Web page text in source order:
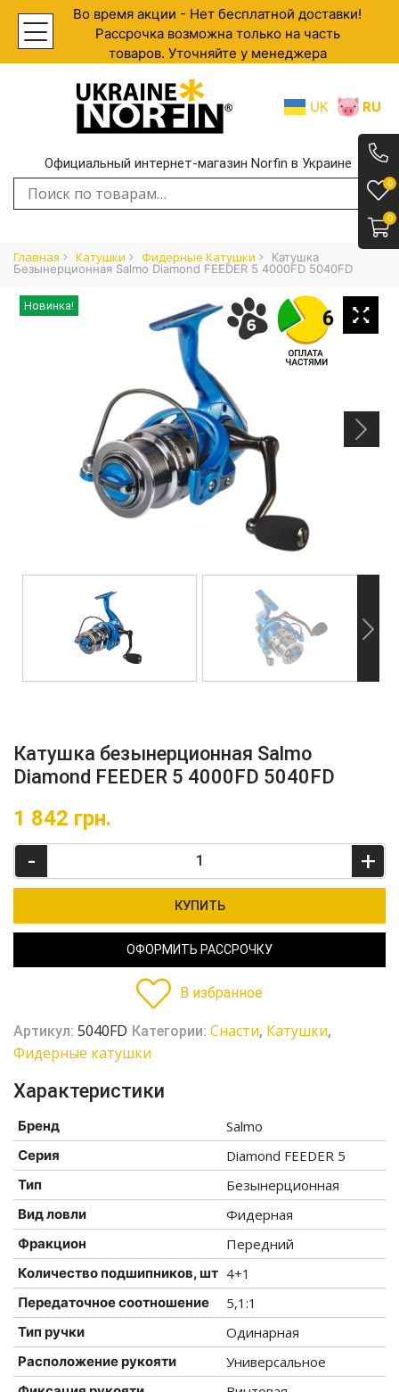
Во время акции - Нет бесплатной доставки!
Рассрочка возможна только на часть
товаров. Уточняйте у менеджера
UK RU
Официальный интернет-магазин Norfin в Украине
Искать:
Главная Катушки Фидерные Катушки
Катушка
Безынерционная Salmo Diamond FEEDER 5 4000FD 5040FD
0
0
Новинка!
Катушка безынерционная Salmo
Diamond FEEDER 5 4000FD 5040FD
1 842 грн.
- +
КУПИТЬ
ОФОРМИТЬ РАССРОЧКУ
В избранное
Артикул: 5040FD Категории: Cнасти, Катушки,
Фидерные катушки
Характеристики
Бренд Salmo
Серия Diamond FEEDER 5
Тип Безынерционная
Вид ловли Фидерная
Фракцион Передний
Количество подшипников, шт 4+1
Передаточное соотношение 5,1:1
Тип ручки Одинарная
Расположение рукояти Универсальное